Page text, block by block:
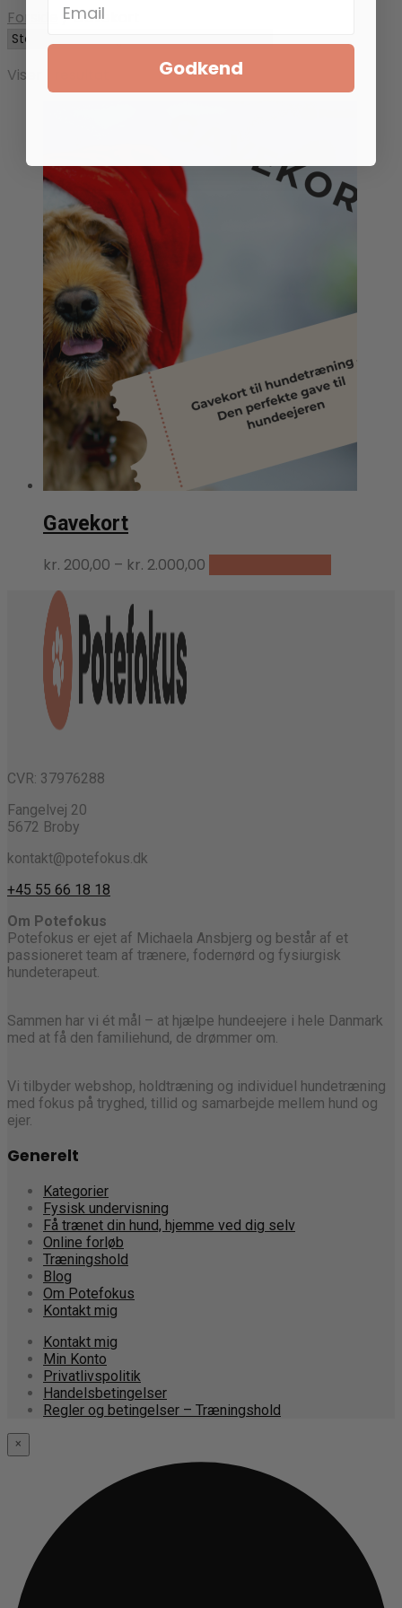
Forside /Gavekort
Viser 1 resultat
Gavekort
kr. 200,00 – kr. 2.000,00
vare
CVR: 37976288
Fangelvej 20
5672 Broby
kontakt@potefokus.dk
+45 55 66 18 18
Om Potefokus
Potefokus er ejet af Michaela Ansbjerg og består af et
passioneret team af trænere, fodernørd og fysiurgisk
hundeterapeut.
Sammen har vi ét mål – at hjælpe hundeejere i hele Danmark
med at få den familiehund, de drømmer om.
Vi tilbyder webshop, holdtræning og individuel hundetræning
med fokus på tryghed, tillid og samarbejde mellem hund og
ejer.
Generelt
Kategorier
Fysisk undervisning
Få trænet din hund, hjemme ved dig selv
Online forløb
Træningshold
Blog
Om Potefokus
Kontakt mig
Kontakt mig
Min Konto
Privatlivspolitik
Handelsbetingelser
Regler og betingelser – Træningshold
×
Godkend